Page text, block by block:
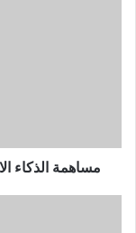
مساهمة الذكاء